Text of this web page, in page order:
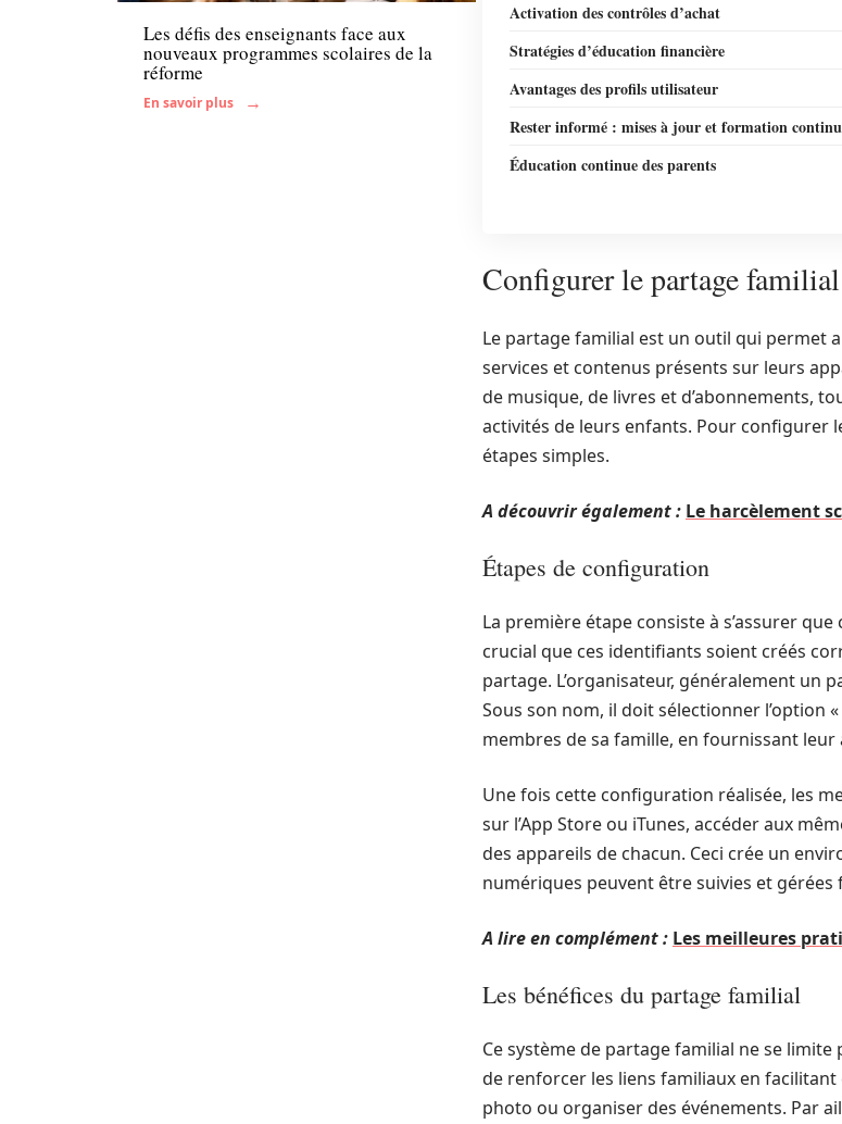
Les défis des enseignants face aux
nouveaux programmes scolaires de la
réforme
En savoir plus
Activation des contrôles d’achat
Stratégies d’éducation financière
Avantages des profils utilisateur
Rester informé : mises à jour et formation
Éducation continue des parents
Configurer le partage
Le partage familial est un outil qui permet
services et contenus présents sur leurs
de musique, de livres et d’abonnements,
activités de leurs enfants. Pour configurer
étapes simples.
A découvrir également : Le harcèlement
Étapes de configuration
La première étape consiste à s’assurer
crucial que ces identifiants soient créés
partage. L’organisateur, généralement un
Sous son nom, il doit sélectionner l’option
membres de sa famille, en fournissant leur
Une fois cette configuration réalisée, les
sur l’App Store ou iTunes, accéder aux
des appareils de chacun. Ceci crée un
numériques peuvent être suivies et gérées
A lire en complément : Les meilleures
Les bénéfices du partage familial
Ce système de partage familial ne se
de renforcer les liens familiaux en
photo ou organiser des événements. Par